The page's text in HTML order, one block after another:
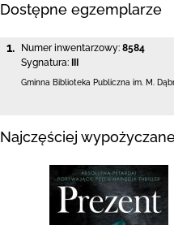
Dostępne egzemplarze
1. Numer inwentarzowy: 8584
Sygnatura:
Gminna Biblioteka Publiczna im. M.
Najczęściej